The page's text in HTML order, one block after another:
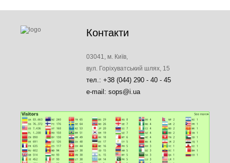
Контакти
03041, м. Київ,
вул. Горіхуватський шлях, 15
тел.: +38 (044) 290 - 40 - 45
e-mail: sops@i.ua